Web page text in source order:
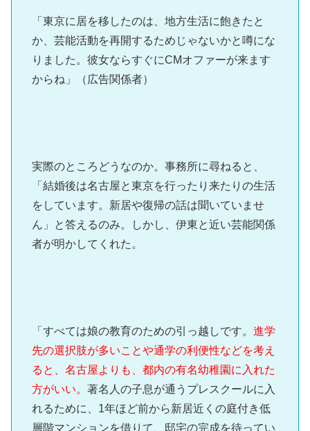
「東京に居を移したのは、地方生活に飽きたと
か、芸能活動を再開するためじゃないかと噂にな
りました。彼女ならすぐにCMオファーが来ます
からね」（広告関係者）
実際のところどうなのか。事務所に尋ねると、
「結婚後は名古屋と東京を行ったり来たりの生活
をしています。新居や復帰の話は聞いていませ
ん」と答えるのみ。しかし、伊東と近い芸能関係
者が明かしてくれた。
「すべては娘の教育のための引っ越しです。 進学
先の選択肢が多いことや通学の利便性などを考え
ると、名古屋よりも、都内の有名幼稚園に入れた
方がいい。 著名人の子息が通うプレスクールに入
れるために、1年ほど前から新居近くの庭付き低
層階マンションを借りて、邸宅の完成を待ってい